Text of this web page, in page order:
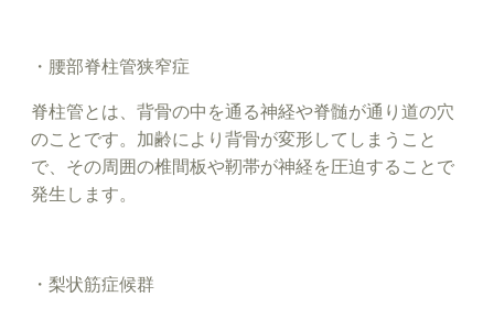
・腰部脊柱管狭窄症
脊柱管とは、背骨の中を通る神経や脊髄が通り道の穴
のことです。加齢により背骨が変形してしまうこと
で、その周囲の椎間板や靭帯が神経を圧迫することで
発生します。
・梨状筋症候群